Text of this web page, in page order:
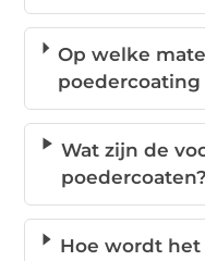
Op welke
Wat zijn de
poedercoaten?
Hoe wordt